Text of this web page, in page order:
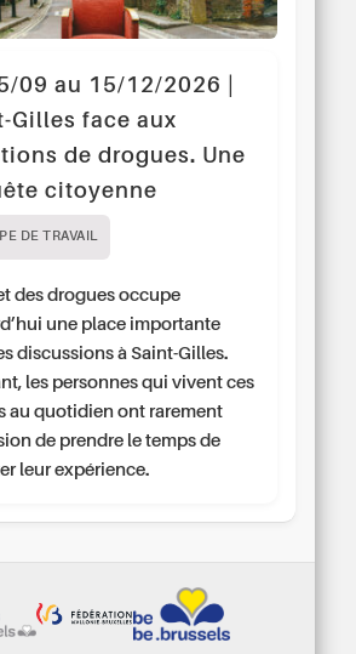
09 au 15/12/2026 |
Gilles face aux
de drogues. Une
citoyenne
DE TRAVAIL
des drogues occupe
une place importante
discussions à Saint-Gilles.
les personnes qui vivent ces
au quotidien ont rarement
de prendre le temps de
leur expérience.